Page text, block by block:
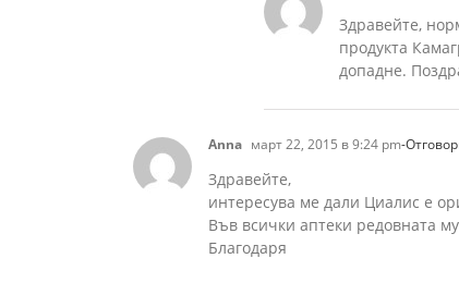
Здравейте,
продукта
допадне.
Anna март 22, 2015 в 9:24 pm-
Здравейте,
интересува ме дали Циалис е
Във всички аптеки редовната
Благодаря